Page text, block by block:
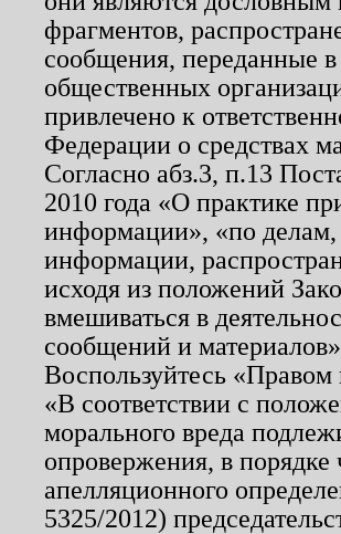
фрагментов,
сообщения, переданные
общественных
привлечено к
Федерации о средствах
Согласно абз.3, п.13
2010 года «О практике
информации», «по
информации,
исходя из положений
вмешиваться в
сообщений и
Воспользуйтесь
«В соответствии с
морального вреда
опровержения, в порядке
апелляционного
5325/2012)